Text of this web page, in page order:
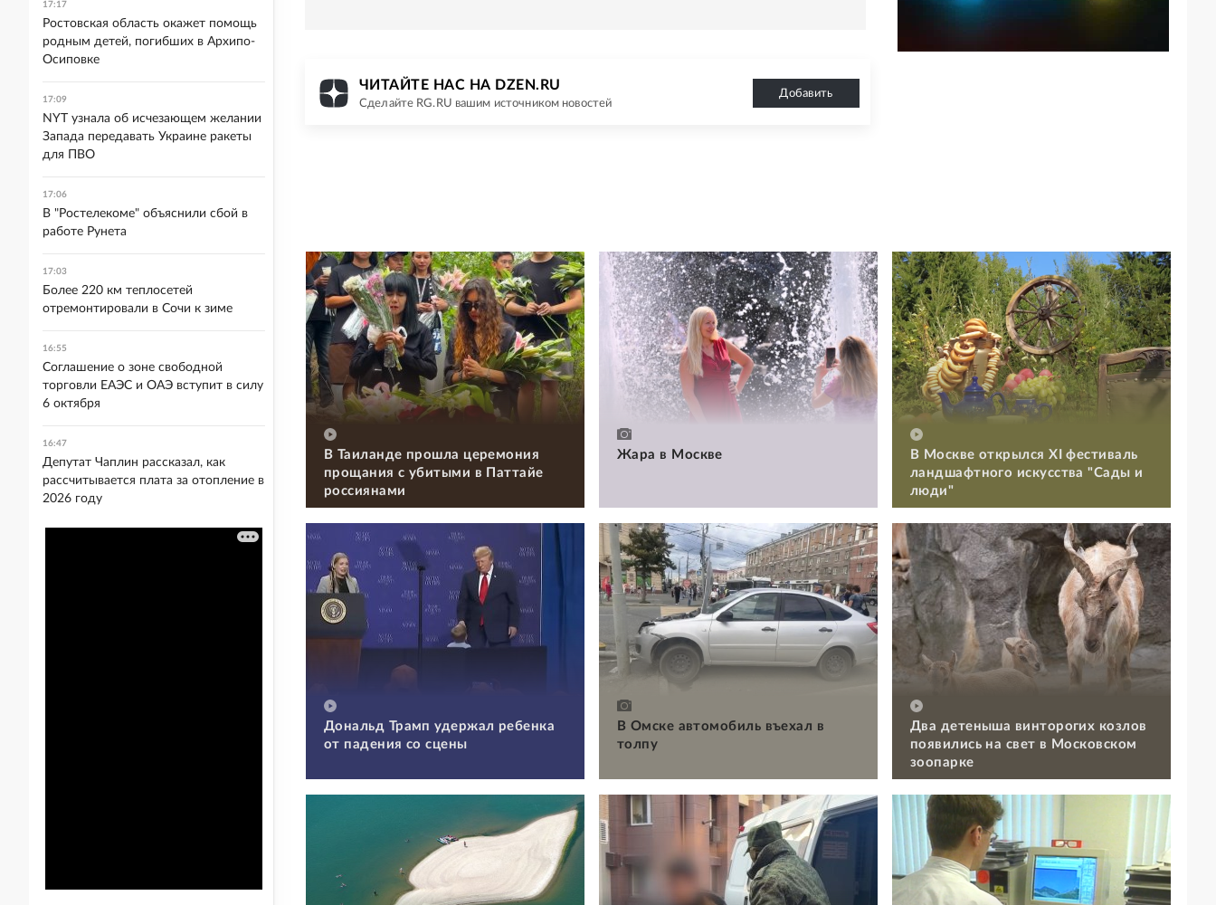
ЧИТАЙТЕ НАС НА DZEN.RU
Сделайте RG.RU вашим источником новостей
Добавить
В Таиланде прошла церемония
прощания с убитыми в Паттайе
россиянами
Жара в Москве
В Москве открылся XI фестиваль
ландшафтного искусства "Сады и
люди"
Дональд Трамп удержал ребенка
от падения со сцены
В Омске автомобиль въехал в
толпу
Два детеныша винторогих козлов
появились на свет в Московском
зоопарке
17:17
Ростовская область окажет помощь
родным детей, погибших в Архипо-
Осиповке
17:09
NYT узнала об исчезающем желании
Запада передавать Украине ракеты
для ПВО
17:06
В "Ростелекоме" объяснили сбой в
работе Рунета
17:03
Более 220 км теплосетей
отремонтировали в Сочи к зиме
16:55
Соглашение о зоне свободной
торговли ЕАЭС и ОАЭ вступит в силу
6 октября
16:47
Депутат Чаплин рассказал, как
рассчитывается плата за отопление в
2026 году